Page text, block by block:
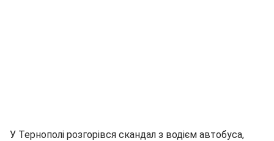
У Тернополі розгорівся скандал з водієм автобуса,